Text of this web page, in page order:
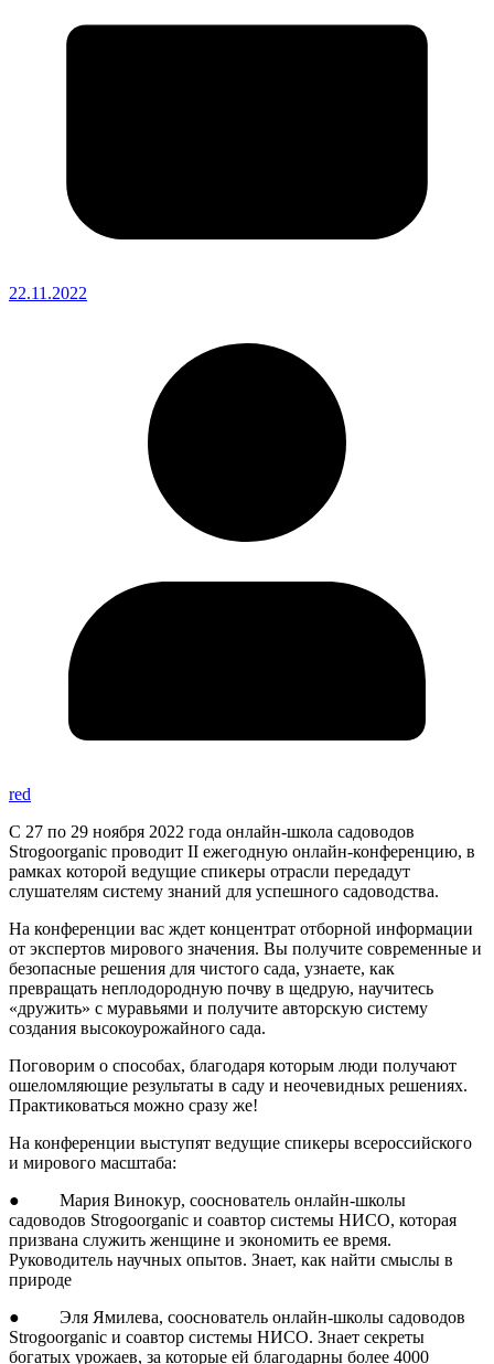
22.11.2022
red
С 27 по 29 ноября 2022 года онлайн-школа садоводов
Strogoorganic проводит II ежегодную онлайн-конференцию, в
рамках которой ведущие спикеры отрасли передадут
слушателям систему знаний для успешного садоводства.
На конференции вас ждет концентрат отборной информации
от экспертов мирового значения. Вы получите современные и
безопасные решения для чистого сада, узнаете, как
превращать неплодородную почву в щедрую, научитесь
«дружить» с муравьями и получите авторскую систему
создания высокоурожайного сада.
Поговорим о способах, благодаря которым люди получают
ошеломляющие результаты в саду и неочевидных решениях.
Практиковаться можно сразу же!
На конференции выступят ведущие спикеры всероссийского
и мирового масштаба:
● Мария Винокур, сооснователь онлайн-школы
садоводов Strogoorganic и соавтор системы НИСО, которая
призвана служить женщине и экономить ее время.
Руководитель научных опытов. Знает, как найти смыслы в
природе
● Эля Ямилева, сооснователь онлайн-школы садоводов
Strogoorganic и соавтор системы НИСО. Знает секреты
богатых урожаев, за которые ей благодарны более 4000